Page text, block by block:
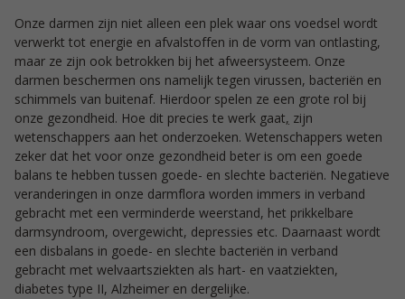
Onze darmen zijn niet alleen een plek waar ons voedsel wordt
verwerkt tot energie en afvalstoffen in de vorm van ontlasting,
maar ze zijn ook betrokken bij het afweersysteem. Onze
darmen beschermen ons namelijk tegen virussen, bacteriën en
schimmels van buitenaf. Hierdoor spelen ze een grote rol bij
onze gezondheid. Hoe dit precies te werk gaat, zijn
wetenschappers aan het onderzoeken. Wetenschappers weten
zeker dat het voor onze gezondheid beter is om een goede
balans te hebben tussen goede- en slechte bacteriën. Negatieve
veranderingen in onze darmflora worden immers in verband
gebracht met een verminderde weerstand, het prikkelbare
darmsyndroom, overgewicht, depressies etc. Daarnaast wordt
een disbalans in goede- en slechte bacteriën in verband
gebracht met welvaartsziekten als hart- en vaatziekten,
diabetes type II, Alzheimer en dergelijke.